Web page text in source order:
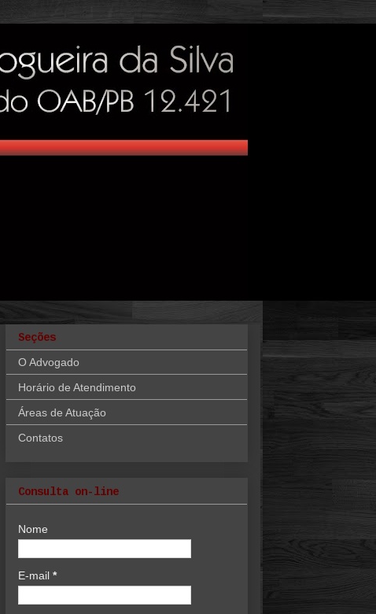
Seções
O Advogado
Horário de Atendimento
Áreas de Atuação
Contatos
Consulta on-line
Nome
E-mail *